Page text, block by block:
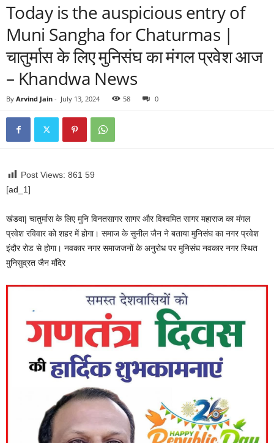
Today is the auspicious entry of
Muni Sangha for Chaturmas |
चातुर्मास के लिए मुनिसंघ का मंगल प्रवेश आज
– Khandwa News
By Arvind Jain - July 13, 2024 58 0
Post Views: 861 59
[ad_1]
खंडवा| चातुर्मास के लिए मुनि विनतसागर सागर और विश्वमित सागर महाराज का मंगल
प्रवेश रविवार को शहर में होगा। समाज के सुनील जैन ने बताया मुनिसंघ का नगर प्रवेश
इंदौर रोड से होगा। नवकार नगर समाजजनों के अनुरोध पर मुनिसंघ नवकार नगर स्थित
मुनिसुव्रत जैन मंदिर